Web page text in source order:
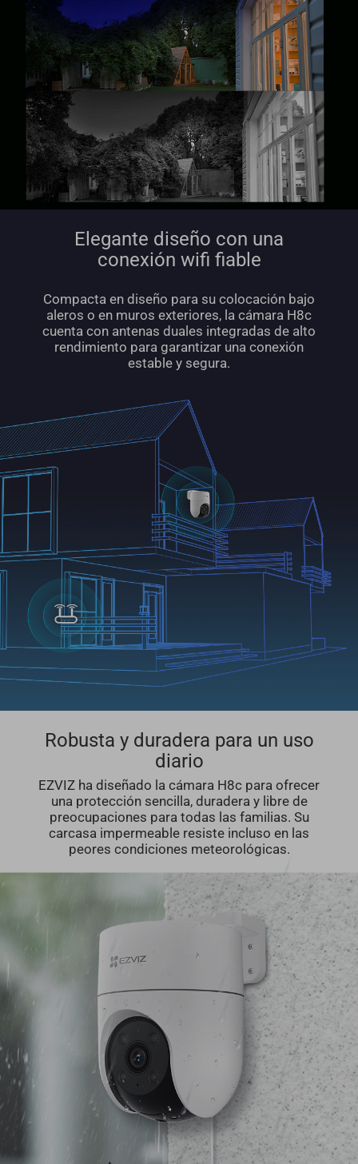
Elegante diseño con una
conexión wifi fiable
Compacta en diseño para su colocación bajo
aleros o en muros exteriores, la cámara H8c
cuenta con antenas duales integradas de alto
rendimiento para garantizar una conexión
estable y segura.
Robusta y duradera para un uso
diario
EZVIZ ha diseñado la cámara H8c para ofrecer
una protección sencilla, duradera y libre de
preocupaciones para todas las familias. Su
carcasa impermeable resiste incluso en las
peores condiciones meteorológicas.